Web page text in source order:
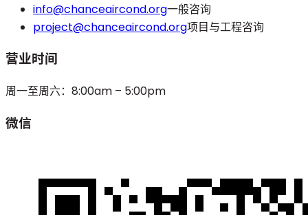
info@chanceaircond.org一般咨询
project@chanceaircond.org项目与工程咨询
营业时间
周一至周六：8:00am – 5:00pm
微信